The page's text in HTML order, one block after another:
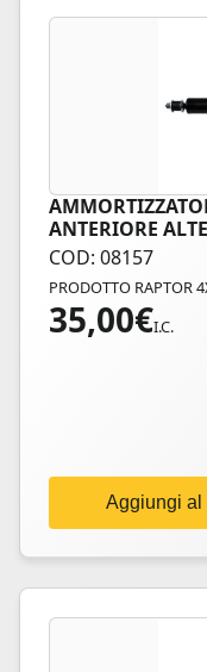
ANTERIORE
JIMNY
COD: 08157
PRODOTTO RAPTOR
35,00€I.C.
Aggiungi al